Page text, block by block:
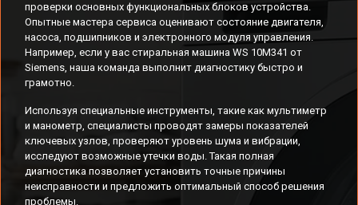
проверки основных функциональных блоков устройства.
Опытные мастера сервиса оценивают состояние двигателя,
насоса, подшипников и электронного модуля управления.
Например, если у вас стиральная машина WS 10M341 от
Siemens, наша команда выполнит диагностику быстро и
грамотно.
Используя специальные инструменты, такие как мультиметр
и манометр, специалисты проводят замеры показателей
ключевых узлов, проверяют уровень шума и вибрации,
исследуют возможные утечки воды. Такая полная
диагностика позволяет установить точные причины
неисправности и предложить оптимальный способ решения
проблемы.